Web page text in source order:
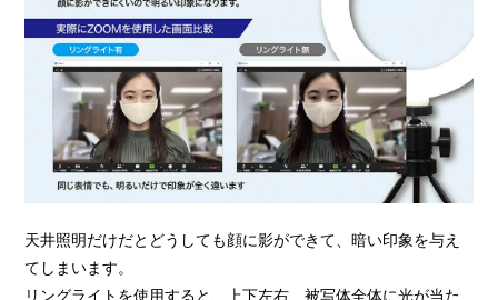
天井照明だけだとどうしても顔に影ができて、暗い印象を与え
てしまいます。
リングライトを使用すると、上下左右、被写体全体に光が当た